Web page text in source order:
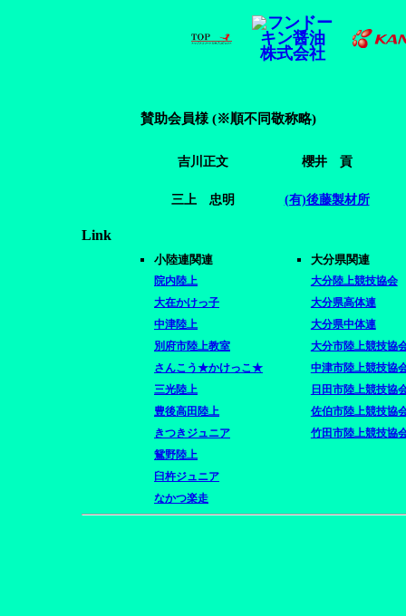
U13強化指定選手選考会 Q&A → こち
U13強化指定選手選考会、４・５年
2026年度の予定です。参考にして下
２０２５年度 大分県小学生陸上競
2025
中学強化担当者からの陸上教室の案
２０２６年度 U１３指定選手選考基
【申込期日延長】JAAF公認ジュニア
久住クロスカントリー駅伝交流大会
久住クロスカントリー駅伝交流大会
久住クロスカントリー駅伝交流大会
インスタグラムは
11/4
久住クロスカントリー駅伝交流大会
賛助会員様 (※順不同敬称略)
吉川正文 櫻井 貢
三上 忠明 (有)後藤製材所
Link
小陸連関連
院内陸上
大在かけっ子
中津陸上
別府市陸上教室
さんこう★かけっこ★
三光陸上
豊後高田陸上
きつきジュニア
鴛野陸上
臼杵ジュニア
なかつ楽走
大分県関連
大分陸上競技協会
大分県高体連
大分県中体連
大分市陸上競技協
中津市陸上競技協
日田市陸上競技協
佐伯市陸上競技協
竹田市陸上競技協